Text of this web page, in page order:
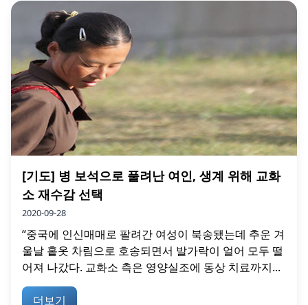
[기도] 병 보석으로 풀려난 여인, 생계 위해 교화
소 재수감 선택
2020-09-28
“중국에 인신매매로 팔려간 여성이 북송됐는데 추운 겨
울날 홑옷 차림으로 호송되면서 발가락이 얼어 모두 떨
어져 나갔다. 교화소 측은 영양실조에 동상 치료까지...
더보기